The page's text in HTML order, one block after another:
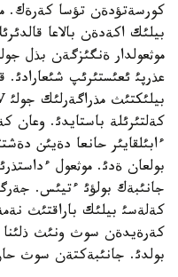
كورسةتؤدةن تؤسا كةرةك.
موثعولدار ةنگئزگةن بذل
عذرپئ ئعئستئرئپ
كةلتئرئلة باستايدئ. وعان
ءابئلقايئر حانعا دةيئن
بولعان ةدئ. موثعول
جانئبةك بولؤئ ءتيئس.
كةلةسئ بيلئك باراقتئث
كةرةيدةن سوث ونئث
بولدئ. جانئبةكتةن سوث